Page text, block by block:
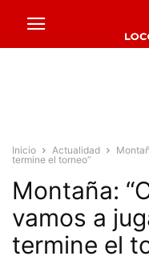
Inicio Actualidad
termine el torneo”
Montaña:
vamos a
termine el